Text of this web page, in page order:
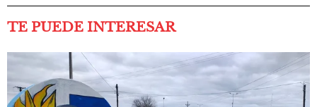
TE PUEDE INTERESAR